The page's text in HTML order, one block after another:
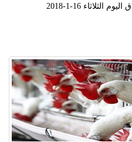
16-1-2018